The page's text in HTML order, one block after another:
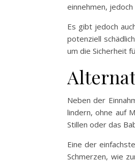
einnehmen,
Es gibt jedoch
potenziell
um die Sicherheit
Neben der
lindern, ohne auf
Stillen oder das
Eine der
Schmerzen, wie